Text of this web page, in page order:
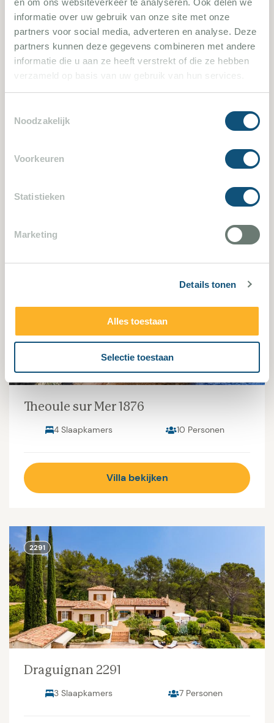
informatie over uw gebruik van onze site met onze
partners voor social media, adverteren en analyse. Deze
partners kunnen deze gegevens combineren met andere
informatie die u aan ze heeft verstrekt of die ze hebben
verzameld op basis van uw gebruik van hun services.
Noodzakelijk
Voorkeuren
Statistieken
Marketing
Details tonen
Alles toestaan
Selectie toestaan
1496
Theoule sur Mer 1876
4 Slaapkamers 10 Personen
Villa bekijken
2291
Draguignan 2291
3 Slaapkamers 7 Personen